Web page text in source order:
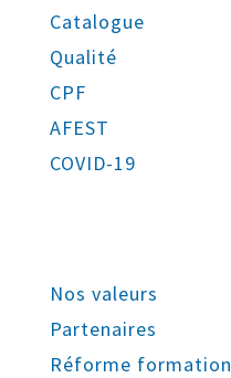
Catalogue
Qualité
CPF
AFEST
COVID-19
Nos valeurs
Partenaires
Réforme formation